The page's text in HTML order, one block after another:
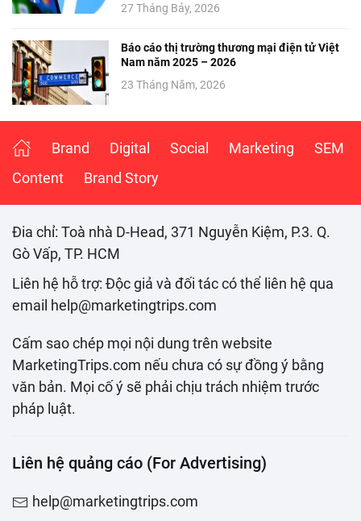
27 Tháng Bảy, 2026
Báo cáo thị trường thương mại điện tử Việt
Nam năm 2025 – 2026
23 Tháng Năm, 2026
Brand Digital Social Marketing
SEM
Content
Brand Story
Đia chỉ: Toà nhà D-Head, 371 Nguyễn Kiệm, P.3. Q.
Gò Vấp, TP. HCM
Liên hệ hỗ trợ: Độc giả và đối tác có thể liên hệ qua
email help@marketingtrips.com
Cấm sao chép mọi nội dung trên website
MarketingTrips.com nếu chưa có sự đồng ý bằng
văn bản. Mọi cố ý sẽ phải chịu trách nhiệm trước
pháp luật.
Liên hệ quảng cáo (For Advertising)
help@marketingtrips.com